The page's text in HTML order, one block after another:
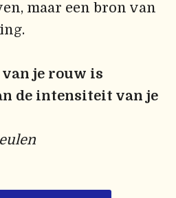
maar een bron van
je rouw is
de intensiteit van je